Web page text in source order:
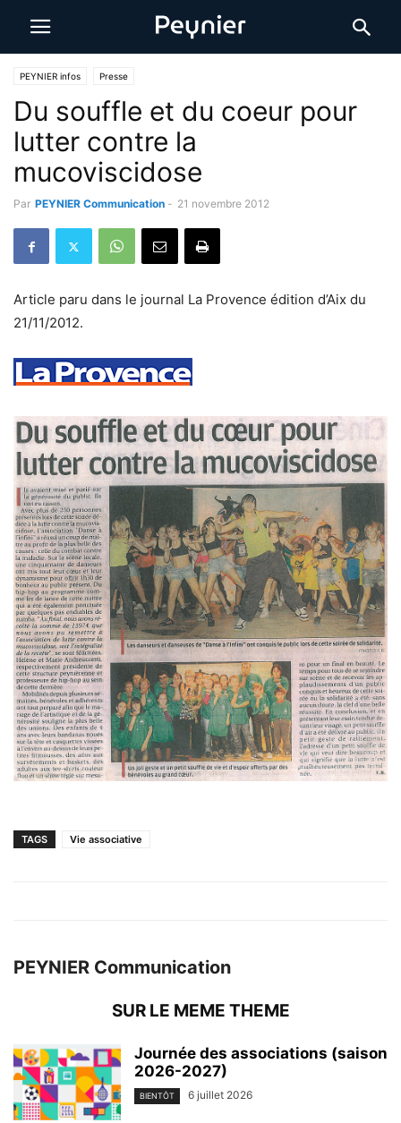
PEYNIER infos Presse
Du souffle et du coeur pour
lutter contre la
mucoviscidose
Par PEYNIER Communication - 21 novembre 2012
Article paru dans le journal La Provence édition d’Aix du
21/11/2012.
TAGS Vie associative
PEYNIER Communication
SUR LE MEME THEME
Journée des associations (saison
2026-2027)
BIENTÔT 6 juillet 2026